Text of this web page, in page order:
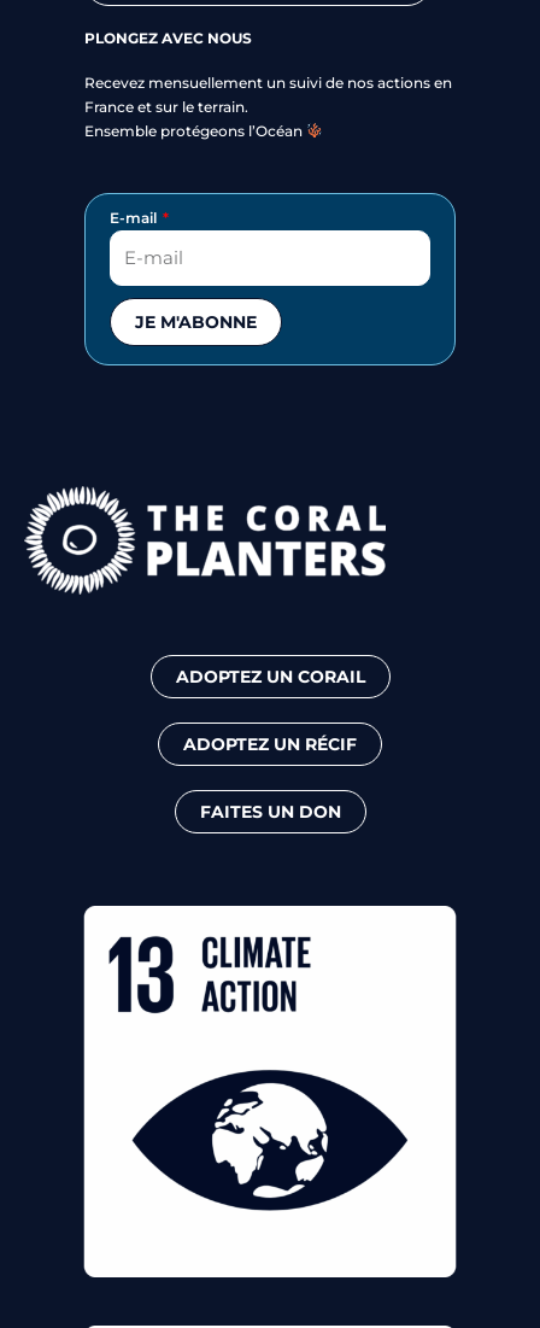
PLONGEZ AVEC NOUS
Recevez mensuellement un suivi de nos actions en
France et sur le terrain.
Ensemble protégeons l’Océan
E-mail
JE M'ABONNE
ADOPTEZ UN CORAIL
ADOPTEZ UN RÉCIF
FAITES UN DON